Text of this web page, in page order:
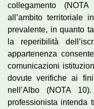
collegamento
all’ambito territoriale
prevalente, in quanto
la reperibilità
appartenenza
comunicazioni
dovute verifiche ai
nell’Albo (NOTA
professionista intenda